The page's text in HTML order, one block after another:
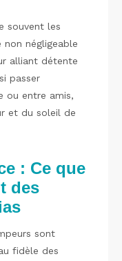
souvent les
non négligeable
alliant détente
passer
ou entre amis,
et du soleil de
: Ce que
des
sont
fidèle des